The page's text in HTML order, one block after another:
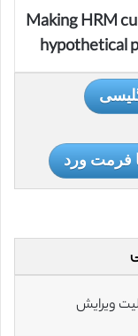
Making HRM
hypothetical
فرمت ورد